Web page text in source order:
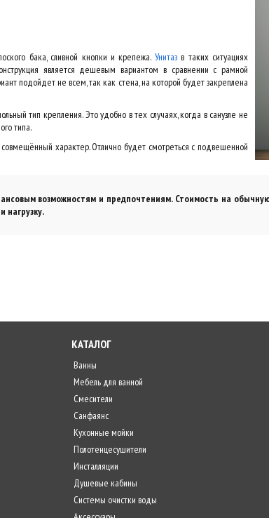
бака, сливной кнопки и крепежа. Унитазв таких ситуациях
является дешевым вариантом в сравнении с рамной
подойдет не всем, так как стена, на которой будет закреплена
тип крепления. Это удобно в тех случаях, когда в санузле не
типа.
характер. Отлично будет смотреться с подвешенной
возможностям и предпочтениям. Стоимость на
нагрузку.
КАТАЛОГ
Ванны
Мебель для ванной
Смесители
Санфаянс
Кухонные мойки
Полотенцесушители
Инсталляции
Душевые кабины
Системы очистки воды